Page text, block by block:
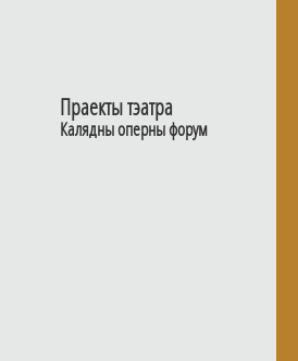
Праекты тэатра
Калядны оперны форум